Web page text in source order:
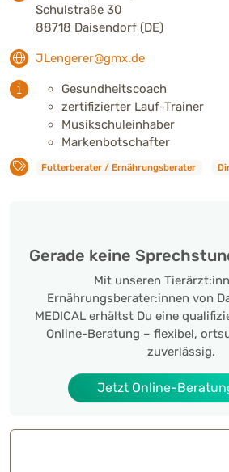
Schulstraße 30
88718 Daisendorf (DE)
JLengerer@gmx.de
Gesundheitscoach
zertifizierter Lauf-Trainer
Musikschuleinhaber
Markenbotschafter
Futterberater / Ernährungsberater
Gerade keine
Mit unseren
Ernährungsberater:innen von
MEDICAL erhältst Du eine
Online-Beratung – flexibel,
zuverlässig.
Jetzt Online-